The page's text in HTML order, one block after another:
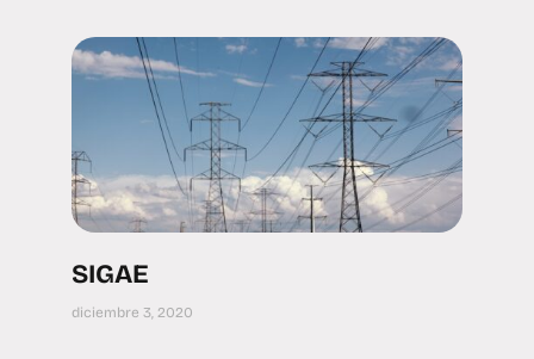
SIGAE
diciembre 3, 2020